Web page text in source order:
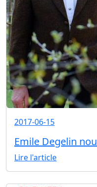
2017-06-15
Emile Degelin
Lire l'article